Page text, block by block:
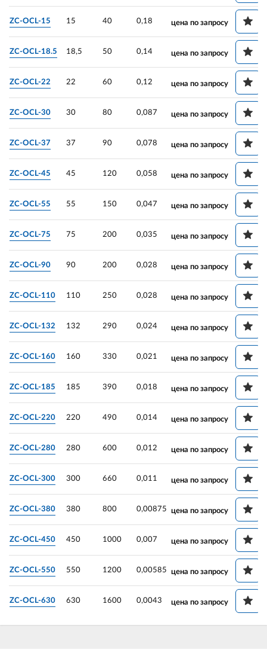
ZC-OCL-15 15 40 0,18 цена по запросу
ZC-OCL-18.5 18,5 50 0,14 цена по запросу
ZC-OCL-22 22 60 0,12 цена по запросу
ZC-OCL-30 30 80 0,087 цена по запросу
ZC-OCL-37 37 90 0,078 цена по запросу
ZC-OCL-45 45 120 0,058 цена по запросу
ZC-OCL-55 55 150 0,047 цена по запросу
ZC-OCL-75 75 200 0,035 цена по запросу
ZC-OCL-90 90 200 0,028 цена по запросу
ZC-OCL-110 110 250 0,028 цена по запросу
ZC-OCL-132 132 290 0,024 цена по запросу
ZC-OCL-160 160 330 0,021 цена по запросу
ZC-OCL-185 185 390 0,018 цена по запросу
ZC-OCL-220 220 490 0,014 цена по запросу
ZC-OCL-280 280 600 0,012 цена по запросу
ZC-OCL-300 300 660 0,011 цена по запросу
ZC-OCL-380 380 800 0,00875 цена по запросу
ZC-OCL-450 450 1000 0,007 цена по запросу
ZC-OCL-550 550 1200 0,00585 цена по запросу
ZC-OCL-630 630 1600 0,0043 цена по запросу